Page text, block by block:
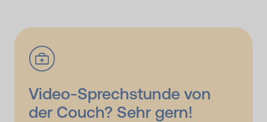
Video-Sprechstunde von
der Couch? Sehr gern!